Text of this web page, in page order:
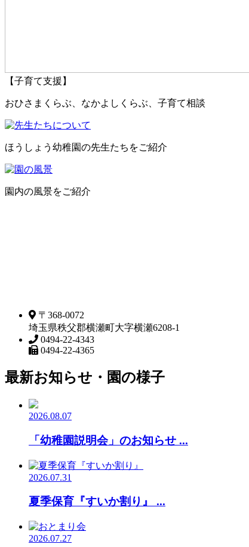
【子育て支援】
おひさまくらぶ、なかよしくらぶ、子育て相談
ほうしょう幼稚園の先生たちをご紹介
園内の風景をご紹介
〒368-0072
埼玉県秩父郡横瀬町大字横瀬6208-1
0494-22-4343
0494-22-4365
最新お知らせ・園の様子
2026.08.07
「幼稚園説明会」のお知らせ ...
2026.07.31
夏季保育『すいか割り』 ...
2026.07.27